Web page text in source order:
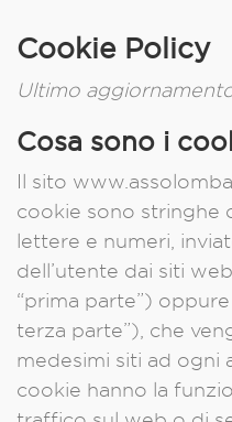
Cookie Policy
Ultimo
Cosa sono i
Il sito
cookie sono stringhe
lettere e numeri,
dell’utente dai siti
“prima parte”)
terza parte”), che
medesimi siti ad ogni
cookie hanno la